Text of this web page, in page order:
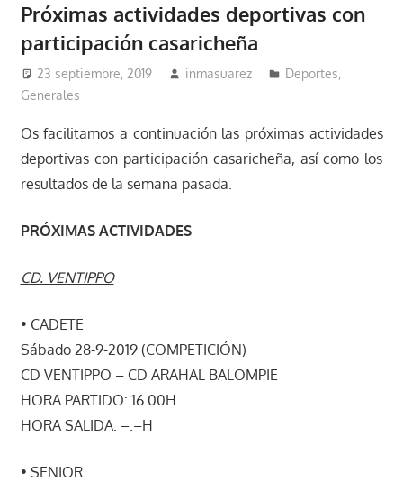
Próximas actividades deportivas con
participación casaricheña
23 septiembre, 2019 inmasuarez Deportes,
Generales
Os facilitamos a continuación las próximas actividades
deportivas con participación casaricheña, así como los
resultados de la semana pasada.
PRÓXIMAS ACTIVIDADES
CD. VENTIPPO
• CADETE
Sábado 28-9-2019 (COMPETICIÓN)
CD VENTIPPO – CD ARAHAL BALOMPIE
HORA PARTIDO: 16.00H
HORA SALIDA: –.–H
• SENIOR